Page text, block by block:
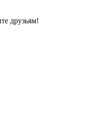
друзьям!